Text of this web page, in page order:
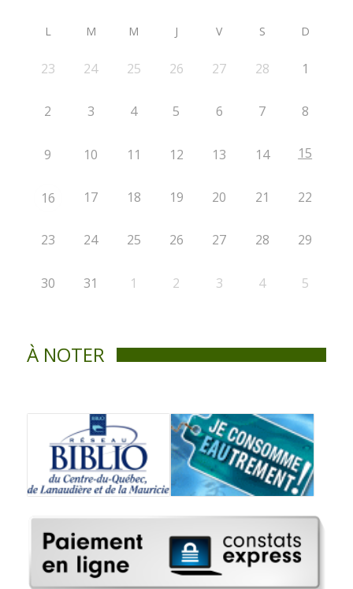
L M M J V S D
23 24 25 26 27 28 1
2 3 4 5 6 7 8
9 10 11 12 13 14 15
16 17 18 19 20 21 22
23 24 25 26 27 28 29
30 31 1 2 3 4 5
À NOTER